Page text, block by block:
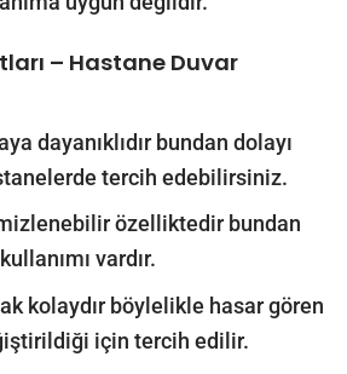
– Hastane Duvar
dayanıklıdır bundan dolayı
tercih edebilirsiniz.
özelliktedir bundan
vardır.
kolaydır böylelikle hasar gören
için tercih edilir.